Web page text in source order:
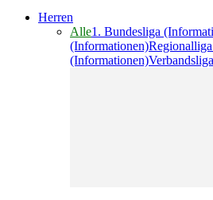
Herren
Alle1. Bundesliga
(Informationen)
(Informationen)